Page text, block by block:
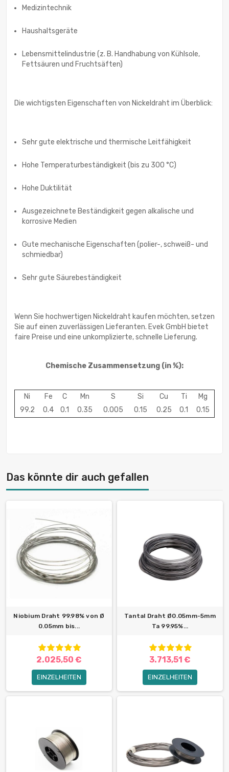
Medizintechnik
Haushaltsgeräte
Lebensmittelindustrie (z. B. Handhabung von Kühlsole,
Fettsäuren und Fruchtsäften)
Die wichtigsten Eigenschaften von Nickeldraht im Überblick:
Sehr gute elektrische und thermische Leitfähigkeit
Hohe Temperaturbeständigkeit (bis zu 300 °C)
Hohe Duktilität
Ausgezeichnete Beständigkeit gegen alkalische und
korrosive Medien
Gute mechanische Eigenschaften (polier-, schweiß- und
schmiedbar)
Sehr gute Säurebeständigkeit
Wenn Sie hochwertigen Nickeldraht kaufen möchten, setzen
Sie auf einen zuverlässigen Lieferanten. Evek GmbH bietet
faire Preise und eine unkomplizierte, schnelle Lieferung.
Chemische Zusammensetzung (in %):
Ni Fe C Mn S Si Cu Ti
Mg
99.2
0.4 0.1 0.35 0.005 0.15 0.25 0.1 0.15
Das könnte dir auch gefallen
Niobium Draht 99.98% von Ø
0.05mm bis...
2.025,50 €
EINZELHEITEN
Tantal Draht Ø0.05mm-5mm
Ta 99.95%...
3.713,51 €
EINZELHEITEN